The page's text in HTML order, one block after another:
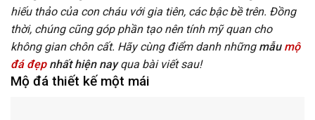
hiếu thảo của con cháu với gia tiên, các bậc bề trên. Đồng
thời, chúng cũng góp phần tạo nên tính mỹ quan cho
không gian chôn cất. Hãy cùng điểm danh những mẫu mộ
đá đẹpnhất hiện nayqua bài viết sau!
Mộ đá thiết kế một mái